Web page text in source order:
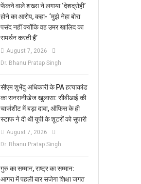
फेंकने वाले शख्स ने लगाया ‘देशद्रोही’
होने का आरोप, कहा- ‘मुझे नेहा बोरा
पसंद नहीं क्योंकि वह उमर खालिद का
समर्थन करती हैं’
August 7, 2026
Dr. Bhanu Pratap Singh
सीएम शुभेंदु अधिकारी के PA हत्याकांड
का सनसनीखेज खुलासा: सीबीआई की
चार्जशीट में बड़ा दावा, ऑफिस के ही
स्टाफ ने दी थी यूपी के शूटरों को सुपारी
August 7, 2026
Dr. Bhanu Pratap Singh
​गुरु का सम्मान, राष्ट्र का सम्मान:
आगरा में पहली बार सजेगा शिक्षा जगत